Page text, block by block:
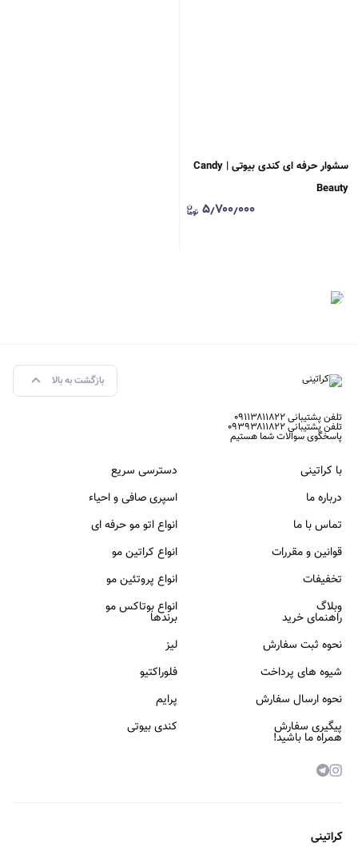
سشوار حرفه ای کندی بیوتی | Candy
Beauty
۵٫۷۰۰٫۰۰۰
بازگشت به بالا
تلفن پشتیبانی ۰۹۱۱۳۸۱۱۸۲۲
تلفن پشتیبانی ۰۹۳۹۳۸۱۱۸۲۲
پاسخگوی سوالات شما هستیم
با کراتینی
درباره ما
تماس با ما
قوانین و مقررات
تخفیفات
وبلاگ
دسترسی سریع
اسپری صافی و احیاء
انواع اتو مو حرفه ای
انواع کراتین مو
انواع پروتئین مو
انواع بوتاکس مو
راهنمای خرید
نحوه ثبت سفارش
شیوه های پرداخت
نحوه ارسال سفارش
پیگیری سفارش
برندها
لیز
فلوراکتیو
پرایم
کندی بیوتی
همراه ما باشید!
کراتینی